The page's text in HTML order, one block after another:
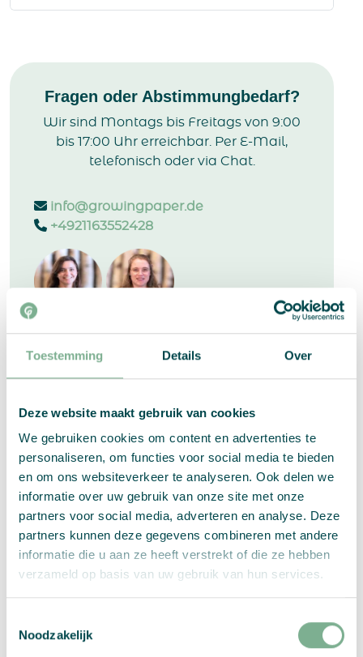
Toestemming Details Over
Deze website maakt gebruik van cookies
We gebruiken cookies om content en advertenties te
personaliseren, om functies voor social media te bieden
en om ons websiteverkeer te analyseren. Ook delen we
informatie over uw gebruik van onze site met onze
partners voor social media, adverteren en analyse. Deze
partners kunnen deze gegevens combineren met andere
informatie die u aan ze heeft verstrekt of die ze hebben
verzameld op basis van uw gebruik van hun services.
Noodzakelijk
Fragen oder Abstimmungbedarf?
Wir sind Montags bis Freitags von 9:00
bis 17:00 Uhr erreichbar. Per E-Mail,
telefonisch oder via Chat.
info@growingpaper.de
+4921163552428
Zusammenfassung:
Menge:Quadrat
(99
×
99
mm)
Menge
Wähle Deine Optionen
excl MwSt.
Bitte auswählen:
Probedruck